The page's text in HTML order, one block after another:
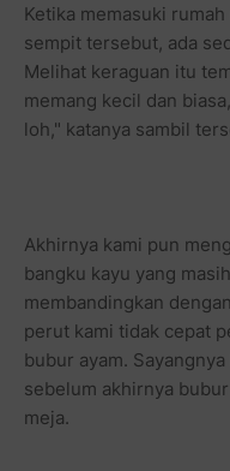
Ketika memasuki
sempit tersebut, ada
Melihat keraguan itu
memang kecil dan
loh," katanya sambil
Akhirnya kami pun
bangku kayu yang
membandingkan
perut kami tidak cepat
bubur ayam.
sebelum akhirnya
meja.